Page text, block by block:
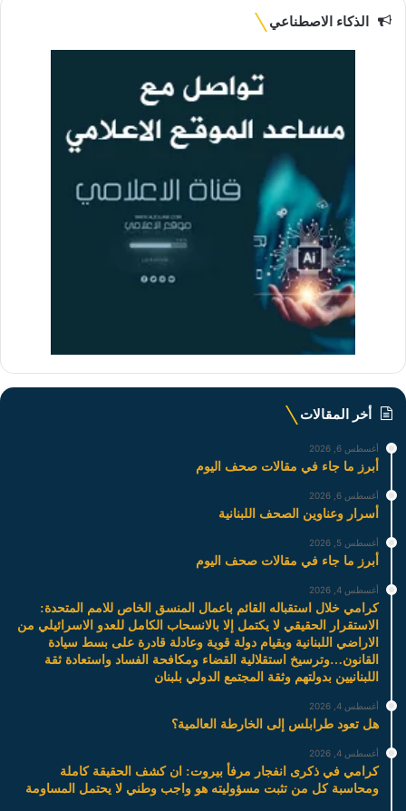
الذكاء الاصطناعي
أخر المقالات
أغسطس 6, 2026
أبرز ما جاء في مقالات صحف اليوم
أغسطس 6, 2026
أسرار وعناوين الصحف اللبنانية
أغسطس 5, 2026
أبرز ما جاء في مقالات صحف اليوم
أغسطس 4, 2026
كرامي خلال استقباله القائم باعمال المنسق الخاص للامم المتحدة:
الاستقرار الحقيقي لا يكتمل إلا بالانسحاب الكامل للعدو الاسرائيلي من
الاراضي اللبنانية وبقيام دولة قوية وعادلة قادرة على بسط سيادة
القانون…وترسيخ استقلالية القضاء ومكافحة الفساد واستعادة ثقة
اللبنانيين بدولتهم وثقة المجتمع الدولي بلبنان
أغسطس 4, 2026
هل تعود طرابلس إلى الخارطة العالمية؟
أغسطس 4, 2026
كرامي في ذكرى انفجار مرفأ بيروت: ان كشف الحقيقة كاملة
ومحاسبة كل من تثبت مسؤوليته هو واجب وطني لا يحتمل المساومة